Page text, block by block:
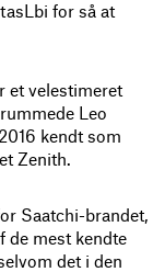
for så at
et velestimeret
Leo
kendt som
Zenith.
Saatchi-brandet,
de mest kendte
det i den